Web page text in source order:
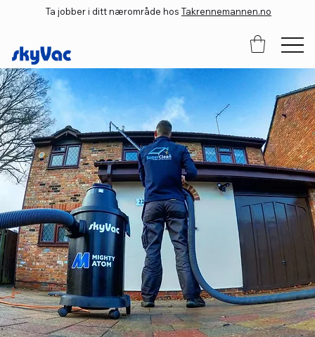
Ta jobber i ditt nærområde hos Takrennemannen.no